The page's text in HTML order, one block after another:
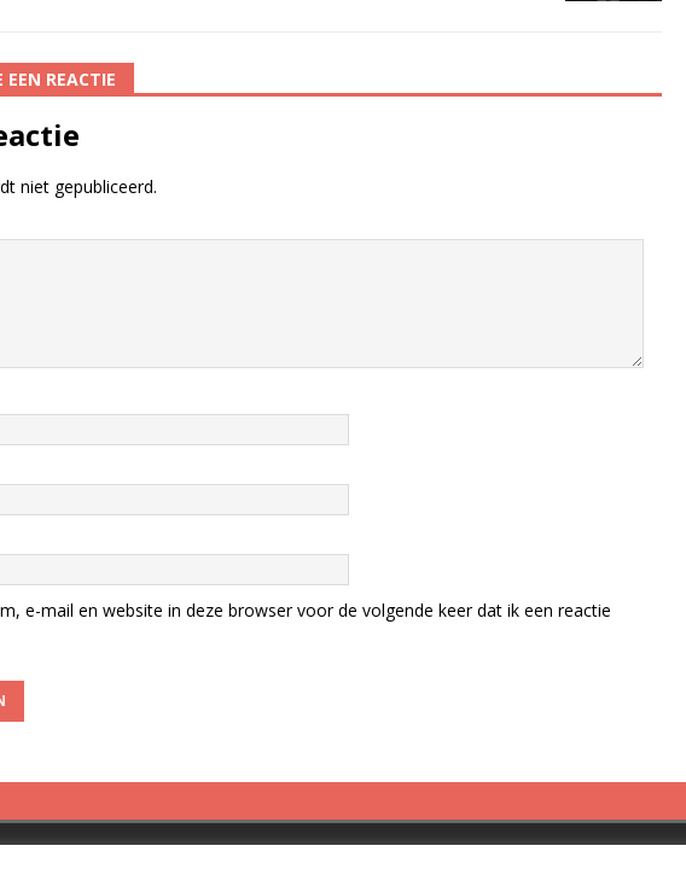
EEN REACTIE
niet gepubliceerd.
e-mail en website in deze browser voor de volgende keer dat ik een reactie